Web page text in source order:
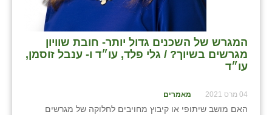
המגרש של השכנים גדול יותר- חובת שוויון
מגרשים בשיוך? / גלי פלד, עו״ד ו- ענבל זוסמן,
עו״ד
04 מרס 2021 מאמרים
האם מושב שיתופי או קיבוץ מחויבים לחלוקה של מגרשים